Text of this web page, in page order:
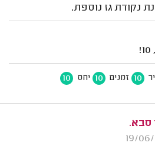
נקודת גז נוספת.
10 זמנים 10 יחס 10
סבא.